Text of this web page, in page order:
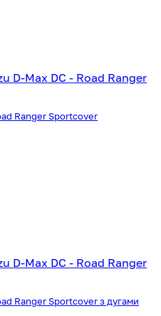
Ranger Sportcover
Ranger Sportcover з дугами